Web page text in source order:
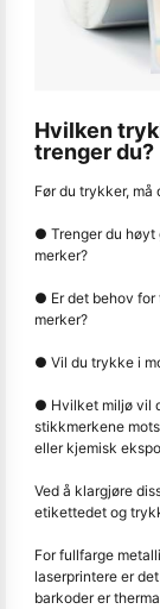
Hvilken
trenger du?
Før du trykker,
● Trenger du høyt
merker?
● Er det behov
merker?
● Vil du trykke i
● Hvilket miljø vil
stikkmerkene
eller kjemisk
Ved å klargjøre
etikettedet og
For fullfarge
laserprintere er
barkoder er